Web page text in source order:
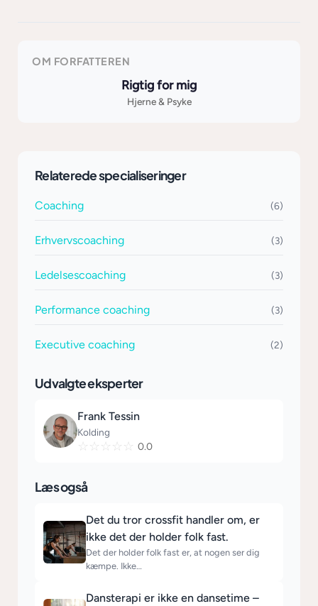
OM FORFATTEREN
Rigtig for mig
Hjerne & Psyke
Relaterede specialiseringer
Coaching (6)
Erhvervscoaching (3)
Ledelsescoaching (3)
Performance coaching (3)
Executive coaching (2)
Udvalgte eksperter
Frank Tessin
Kolding
☆☆☆☆☆ 0.0
Læs også
Det du tror crossfit handler om, er
ikke det der holder folk fast.
Det der holder folk fast er, at nogen ser dig
kæmpe. Ikke…
Dansterapi er ikke en dansetime –